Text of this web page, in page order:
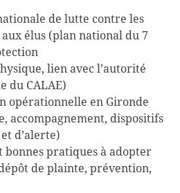
de lutte contre les
élus (plan national du 7
lien avec l’autorité
du CALAE)
opérationnelle en Gironde
accompagnement, dispositifs
d’alerte)
bonnes pratiques à adopter
de plainte, prévention,